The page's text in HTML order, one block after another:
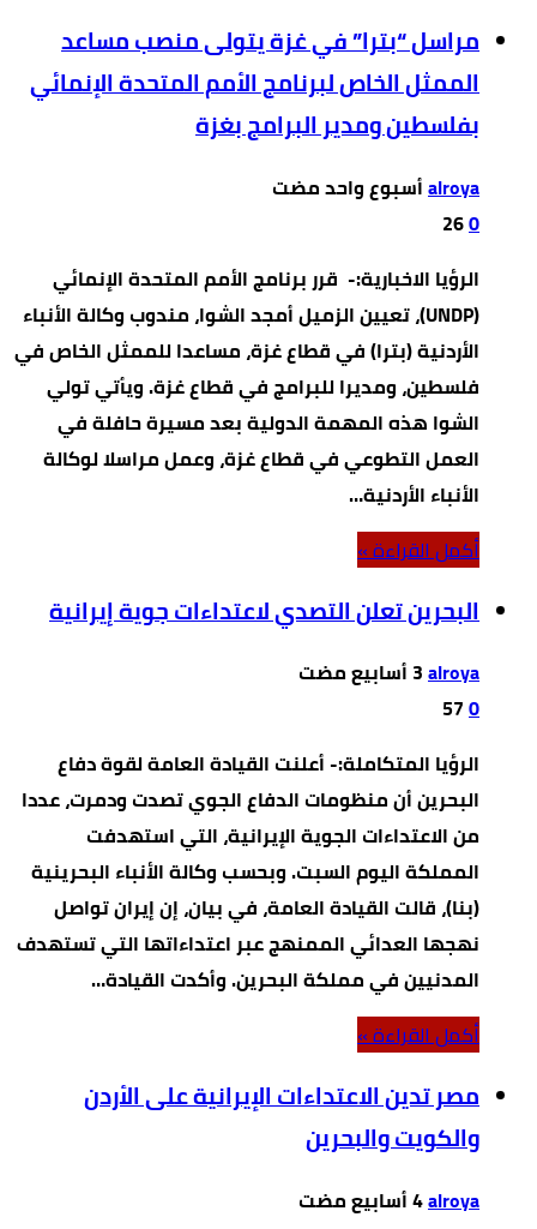
مراسل “بترا” في غزة يتولى منصب مساعد
الممثل الخاص لبرنامج الأمم المتحدة الإنمائي
بفلسطين ومدير البرامج بغزة
alroya
0
26
الرؤيا الاخبارية:- قرر برنامج الأمم المتحدة الإنمائي
(UNDP)، تعيين الزميل أمجد الشوا، مندوب وكالة الأنباء
الأردنية (بترا) في قطاع غزة، مساعدا للممثل الخاص في
فلسطين، ومديرا للبرامج في قطاع غزة. ويأتي تولي
الشوا هذه المهمة الدولية بعد مسيرة حافلة في
العمل التطوعي في قطاع غزة، وعمل مراسلا لوكالة
الأنباء الأردنية…
‫أكمل القراءة »‬
البحرين تعلن التصدي لاعتداءات جوية إيرانية
alroya
0
57
الرؤيا المتكاملة:- أعلنت القيادة العامة لقوة دفاع
البحرين أن منظومات الدفاع الجوي تصدت ودمرت، عددا
من الاعتداءات الجوية الإيرانية، التي استهدفت
المملكة اليوم السبت. وبحسب وكالة الأنباء البحرينية
(بنا)، قالت القيادة العامة، في بيان، إن إيران تواصل
نهجها العدائي الممنهج عبر اعتداءاتها التي تستهدف
المدنيين في مملكة البحرين. وأكدت القيادة…
‫أكمل القراءة »‬
مصر تدين الاعتداءات الإيرانية على الأردن
والكويت والبحرين
alroya